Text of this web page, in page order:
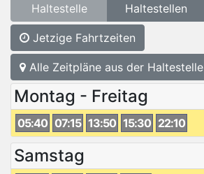
Haltestelle
Haltestellen
Jetzige Fahrtzeiten
Alle Zeitpläne aus der Haltestelle
Montag - Freitag
05:40 07:15 13:50 15:30 22:10
Samstag